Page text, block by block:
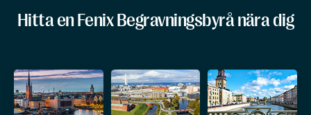
Hitta en Fenix Begravningsbyrå nära dig